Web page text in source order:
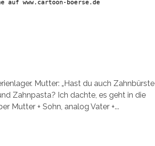
Mutter: „Hast du auch Zahnbürste
Zahnpasta? Ich dachte, es geht in die
Mutter + Sohn, analog Vater +...